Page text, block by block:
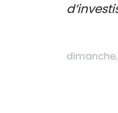
dimanche,